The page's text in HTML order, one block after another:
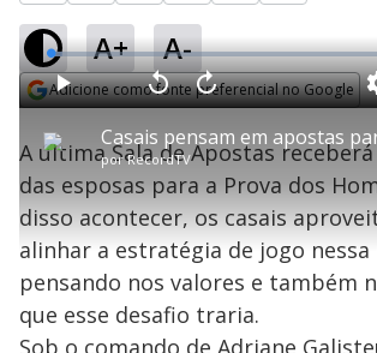
A+ A-
Adicione como fonte preferencial no Google
P
l
a
porRecordTV
P V
a
r
0
e
g
n
d
s
A
n
ç
a
s
e
u
n
o
s
L
o
a
d
e
:
3
.
1
%
A última Sala de Apostas
das esposas para a Prova dos
disso acontecer, os casais
alinhar a estratégia de jogo
pensando nos valores e também
que esse desafio traria.
Sob o comando de Adriane